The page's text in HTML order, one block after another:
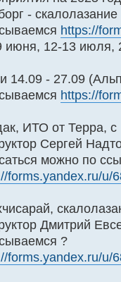
- скалолазание
https://
июня, 12-13 июля,
14.09 - 27.09
https://
ИТО от Терра,
Сергей
можно по
forms.yandex.ru/u/
Дмитрий
?
forms.yandex.ru/u/